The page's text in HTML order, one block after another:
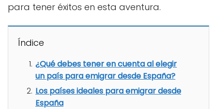
para tener éxitos en esta aventura.
Índice
¿Qué debes tener en cuenta al elegir
un país para emigrar desde España?
Los países ideales para emigrar desde
España